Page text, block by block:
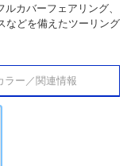
カバーフェアリング、
などを備えたツーリング
ラー／関連情報